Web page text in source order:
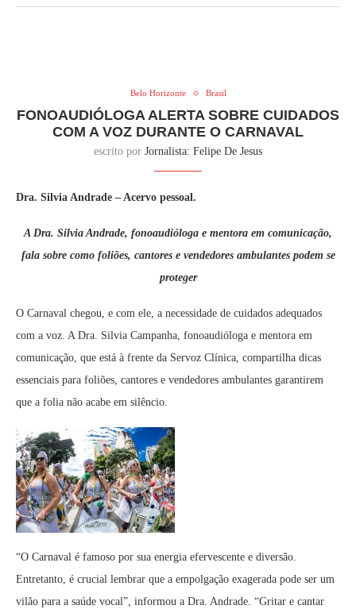
Belo Horizonte Brasil
FONOAUDIÓLOGA ALERTA SOBRE CUIDADOS
COM A VOZ DURANTE O CARNAVAL
escrito por Jornalista: Felipe De Jesus
Dra. Silvia Andrade – Acervo pessoal.
A Dra. Silvia Andrade, fonoaudióloga e mentora em comunicação,
fala sobre como foliões, cantores e vendedores ambulantes podem se
proteger
O Carnaval chegou, e com ele, a necessidade de cuidados adequados
com a voz. A Dra. Silvia Campanha, fonoaudióloga e mentora em
comunicação, que está à frente da Servoz Clínica, compartilha dicas
essenciais para foliões, cantores e vendedores ambulantes garantirem
que a folia não acabe em silêncio.
“O Carnaval é famoso por sua energia efervescente e diversão.
Entretanto, é crucial lembrar que a empolgação exagerada pode ser um
vilão para a saúde vocal”, informou a Dra. Andrade. “Gritar e cantar